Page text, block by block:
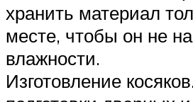
хранить материал
месте, чтобы он не
влажности.
Изготовление